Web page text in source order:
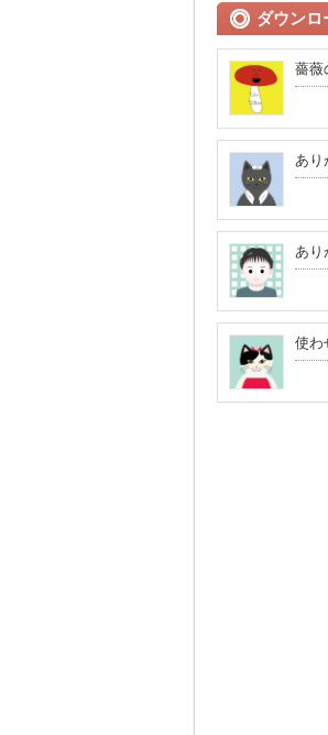
ダウン
薔薇
あり
あり
使わ